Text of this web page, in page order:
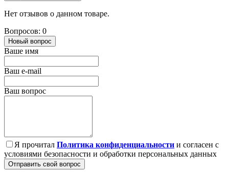
Нет отзывов о данном товаре.
Вопросов: 0
Новый вопрос
Ваше имя
Ваш e-mail
Ваш вопрос
Я прочитал Политика конфиденциальности и согласен с
условиями безопасности и обработки персональных данных
Отправить свой вопрос